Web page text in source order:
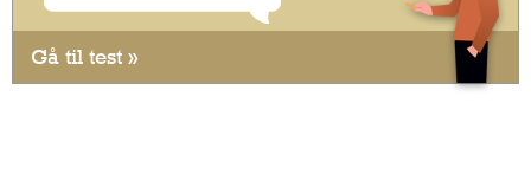
Gå til test »